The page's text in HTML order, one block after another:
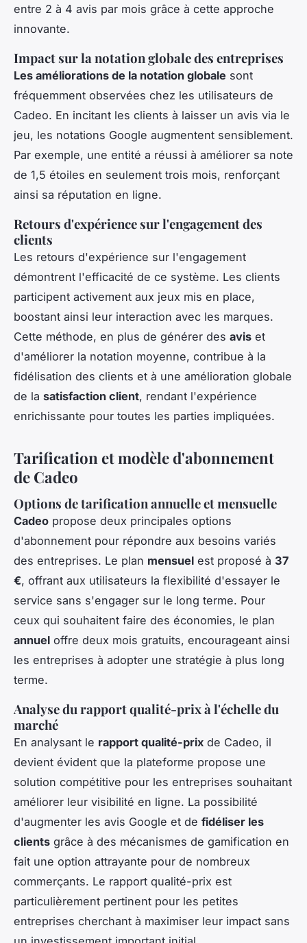
entre 2 à 4 avis par mois grâce à cette approche
innovante.
Impact sur la notation globale des entreprises
Les améliorations de la notation globale sont
fréquemment observées chez les utilisateurs de
Cadeo. En incitant les clients à laisser un avis via le
jeu, les notations Google augmentent sensiblement.
Par exemple, une entité a réussi à améliorer sa note
de 1,5 étoiles en seulement trois mois, renforçant
ainsi sa réputation en ligne.
Retours d'expérience sur l'engagement des
clients
Les retours d'expérience sur l'engagement
démontrent l'efficacité de ce système. Les clients
participent activement aux jeux mis en place,
boostant ainsi leur interaction avec les marques.
Cette méthode, en plus de générer des avis et
d'améliorer la notation moyenne, contribue à la
fidélisation des clients et à une amélioration globale
de la satisfaction client, rendant l'expérience
enrichissante pour toutes les parties impliquées.
Tarification et modèle d'abonnement
de Cadeo
Options de tarification annuelle et mensuelle
Cadeo propose deux principales options
d'abonnement pour répondre aux besoins variés
des entreprises. Le plan mensuel est proposé à 37
€, offrant aux utilisateurs la flexibilité d'essayer le
service sans s'engager sur le long terme. Pour
ceux qui souhaitent faire des économies, le plan
annuel offre deux mois gratuits, encourageant ainsi
les entreprises à adopter une stratégie à plus long
terme.
Analyse du rapport qualité-prix à l'échelle du
marché
En analysant le rapport qualité-prix de Cadeo, il
devient évident que la plateforme propose une
solution compétitive pour les entreprises souhaitant
améliorer leur visibilité en ligne. La possibilité
d'augmenter les avis Google et de fidéliser les
clients grâce à des mécanismes de gamification en
fait une option attrayante pour de nombreux
commerçants. Le rapport qualité-prix est
particulièrement pertinent pour les petites
entreprises cherchant à maximiser leur impact sans